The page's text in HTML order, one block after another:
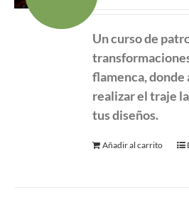
era:
450.00 €.
Un curso de
flamenca, donde
realizar el traje
tus diseños.
Añadir al carrito